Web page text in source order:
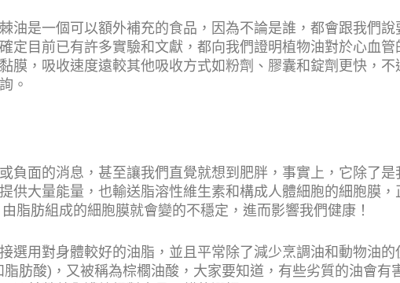
油是一個可以額外補充的食品，因為不論是誰，都會跟我們說
定目前已有許多實驗和文獻，都向我們證明植物油對於心血
膜，吸收速度遠較其他吸收方式如粉劑、膠囊和錠劑更快，
。
負面的消息，甚至讓我們直覺就想到肥胖，事實上，它除了
供大量能量，也輸送脂溶性維生素和構成人體細胞的細胞膜
脂肪組成的細胞膜就會變的不穩定，進而影響我們健康！
選用對身體較好的油脂，並且平常除了減少烹調油和動物油
肪酸)，又被稱為棕櫚油酸，大家要知道，有些劣質的油會有